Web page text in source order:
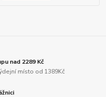
nad 2289 Kč
místo od 1389Kč